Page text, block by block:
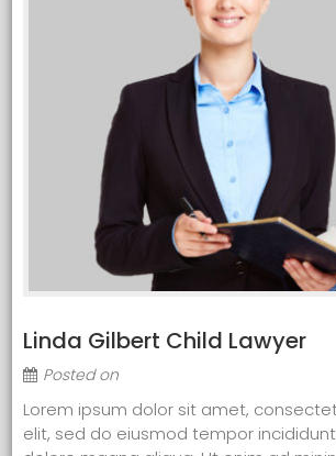
Linda Gilbert Child Lawyer
Posted on
Lorem ipsum dolor sit amet,
elit, sed do eiusmod tempor